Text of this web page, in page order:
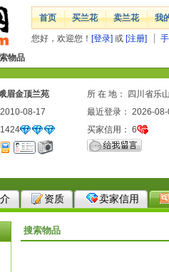
首页 买兰花 卖兰花 我
您好，欢迎您！ [登录] 或 [注册]
物品
眉金顶兰苑
所 在 地： 四川省乐
08-17
最近登录： 2026-
1424 买家信用： 6
资质 卖家信用
搜索物品